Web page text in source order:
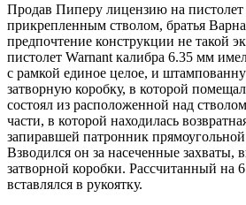
Продав Пиперу лицензию на
прикрепленным стволом, братья
предпочтение конструкции не такой
пистолет Warnant калибра 6.35 мм
с рамкой единое целое, и
затворную коробку, в которой
состоял из расположенной над
части, в которой находилась
запиравшей патронник прямоугольной
Взводился он за насеченные захваты,
затворной коробки. Рассчитанный на
вставлялся в рукоятку.